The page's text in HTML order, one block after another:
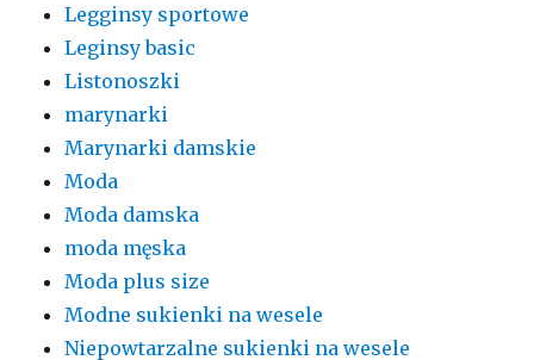
Legginsy sportowe
Leginsy basic
Listonoszki
marynarki
Marynarki damskie
Moda
Moda damska
moda męska
Moda plus size
Modne sukienki na wesele
Niepowtarzalne sukienki na wesele